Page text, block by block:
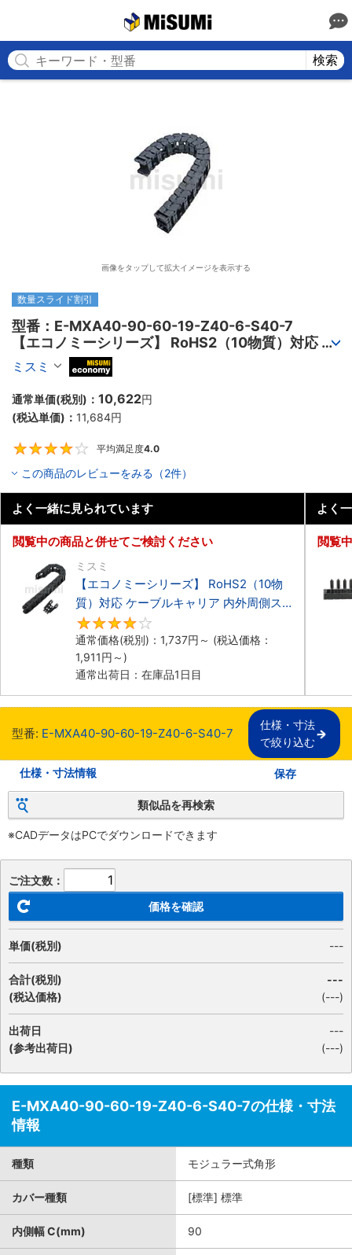
検索
画像をタップして拡大イメージを表示する
数量スライド割引
型番：E-MXA40-90-60-19-Z40-6-S40-7
【エコノミーシリーズ】 RoHS2（10物質）対応 ケ
ーブルキャリア 低発塵・低騒音タイプ
ミスミ
通常単価(税別)： 10,622円
(税込単価)： 11,684円
平均満足度4.0
この商品のレビューをみる（2件）
よく一緒に見られています
閲覧中の商品と併せてご検討ください
ミスミ
【エコノミーシリーズ】 RoHS2（10物
質）対応 ケーブルキャリア 内外周側ス
ナップ開閉タイプ
通常価格(税別)： 1,737円 ～ (税込価格：
1,911円 ～)
通常出荷日：在庫品1日目
よく
閲覧
型番: E-MXA40-90-60-19-Z40-6-S40-7
仕様・寸法
で絞り込む
仕様・寸法情報 保存
類似品を再検索
※CADデータはPCでダウンロードできます
ご注文数：
価格を確認
単価(税別) ---
合計(税別)
(税込価格)
---
(---)
出荷日
(参考出荷日)
---
(---)
E-MXA40-90-60-19-Z40-6-S40-7の仕様・寸法
情報
種類 モジュラー式角形
カバー種類 [標準] 標準
内側幅 C(mm) 90